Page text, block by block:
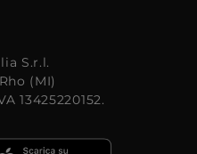
S.r.l.
(MI)
13425220152.